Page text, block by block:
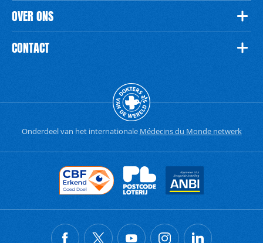
OVER ONS
CONTACT
Onderdeel van het internationale Médecins du Monde netwerk